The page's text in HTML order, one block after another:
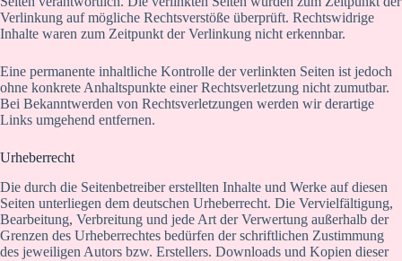
Verlinkung auf mögliche Rechtsverstöße überprüft. Rechtswidrige
Inhalte waren zum Zeitpunkt der Verlinkung nicht erkennbar.
Eine permanente inhaltliche Kontrolle der verlinkten Seiten ist jedoch
ohne konkrete Anhaltspunkte einer Rechtsverletzung nicht zumutbar.
Bei Bekanntwerden von Rechtsverletzungen werden wir derartige
Links umgehend entfernen.
Urheberrecht
Die durch die Seitenbetreiber erstellten Inhalte und Werke auf diesen
Seiten unterliegen dem deutschen Urheberrecht. Die Vervielfältigung,
Bearbeitung, Verbreitung und jede Art der Verwertung außerhalb der
Grenzen des Urheberrechtes bedürfen der schriftlichen Zustimmung
des jeweiligen Autors bzw. Erstellers. Downloads und Kopien dieser